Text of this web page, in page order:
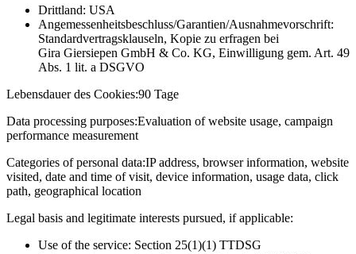
Drittland: USA
Angemessenheitsbeschluss/Garantien/Ausnahmevorschrift:
Standardvertragsklauseln, Kopie zu erfragen bei
Gira Giersiepen GmbH & Co. KG, Einwilligung gem. Art. 49
Abs. 1 lit. a DSGVO
Lebensdauer des Cookies:90 Tage
Data processing purposes:Evaluation of website usage, campaign
performance measurement
Categories of personal data:IP address, browser information, website
visited, date and time of visit, device information, usage data, click
path, geographical location
Legal basis and legitimate interests pursued, if applicable:
Use of the service: Section 25(1)(1) TTDSG